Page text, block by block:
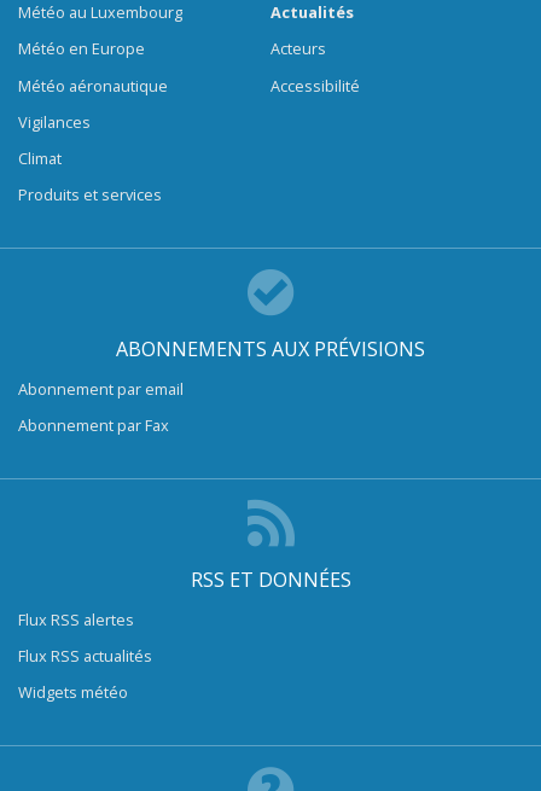
Météo au Luxembourg
Météo en Europe
Météo aéronautique
Vigilances
Climat
Produits et services
Actualités
Acteurs
Accessibilité
ABONNEMENTS AUX PRÉVISIONS
Abonnement par email
Abonnement par Fax
RSS ET DONNÉES
Flux RSS alertes
Flux RSS actualités
Widgets météo